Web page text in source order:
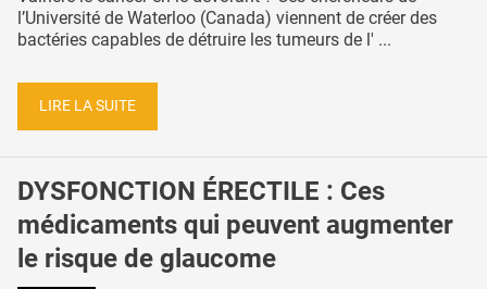
l’Université de Waterloo (Canada) viennent de créer des
bactéries capables de détruire les tumeurs de l' ...
LIRE LA SUITE
DYSFONCTION ÉRECTILE : Ces
médicaments qui peuvent augmenter
le risque de glaucome